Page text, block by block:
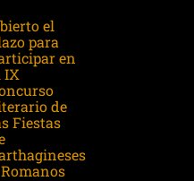
el
para
en
IX
de
Fiestas